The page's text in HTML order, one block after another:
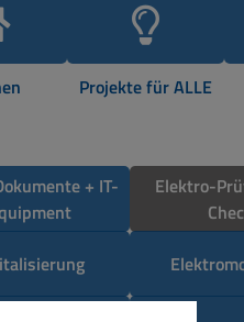
Projekte für ALLE
+ IT-
Elektro-